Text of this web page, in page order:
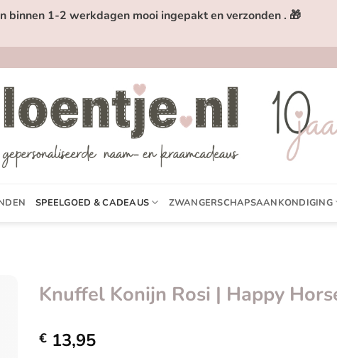
binnen 1-2 werkdagen mooi ingepakt en verzonden . 🎁
SPEELGOED & CADEAUS ZWANGERSCHAPSAANKONDIGING
Knuffel Konijn Rosi | Happy
€ 13,95